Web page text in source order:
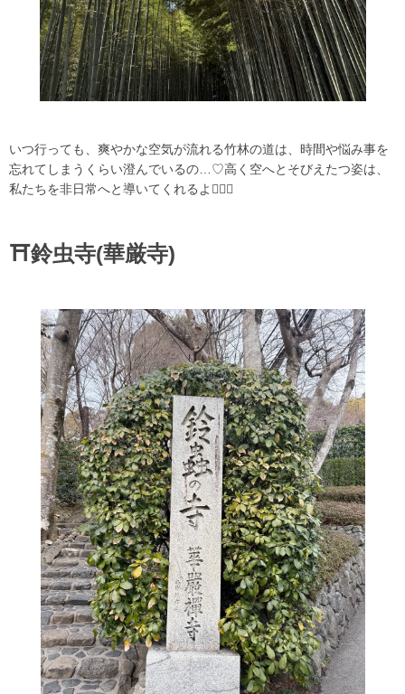
いつ行っても、爽やかな空気が流れる竹林の道は、時間や悩み事を
忘れてしまうくらい澄んでいるの…♡高く空へとそびえたつ姿は、
私たちを非日常へと導いてくれるよ🙋🏻‍♀️
⛩️鈴虫寺(華厳寺)